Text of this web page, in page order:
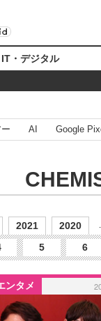
IT・デジタル
AI Google
2021 2020
5 6
ンタメ